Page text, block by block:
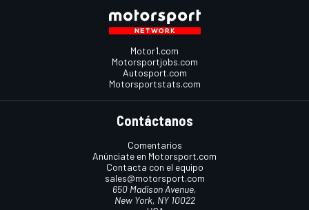
Motor1.com
Motorsportjobs.com
Autosport.com
Motorsportstats.com
Contáctanos
Comentarios
Anúnciate en Motorsport.com
Contacta con el equipo
sales@motorsport.com
650 Madison Avenue,
New York, NY 10022